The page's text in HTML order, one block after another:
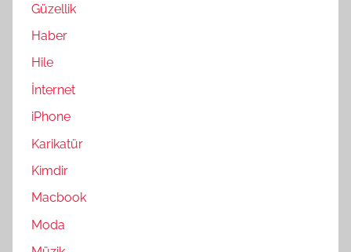
Güzellik
Haber
Hile
İnternet
iPhone
Karikatür
Kimdir
Macbook
Moda